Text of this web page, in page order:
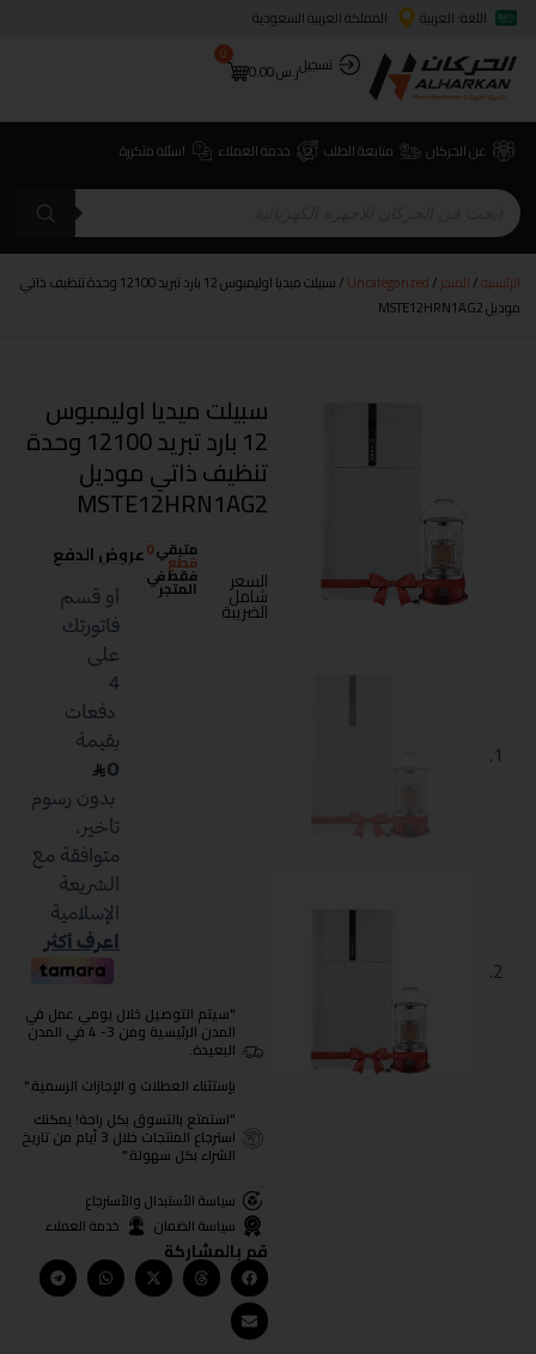
اللغة: العربية
المملكة العربية السعودية
تسجيلر.س0.00
0
عن الحركان متابعة الطلب خدمة العملاء اسئلة متكررة
الرئيسية/المتجر/
Uncategorized
/ سبيلت ميديا اوليمبوس 12 بارد تبريد 12100 وحدة تنظيف ذاتي
موديل MSTE12HRN1AG2
سبيلت ميديا اوليمبوس
12 بارد تبريد 12100 وحدة
تنظيف ذاتي موديل
MSTE12HRN1AG2
السعر
شامل
الضريبة
متبقي0
قطع
فقط في
المتجر
عروض الدفع
"سيتم التوصيل خلال يومي عمل في
المدن الرئيسية ومن 3- 4 في المدن
البعيدة.
بإستثناء العطلات و الإجازات الرسمية."
"استمتع بالتسوق بكل راحة! يمكنك
استرجاع المنتجات خلال 3 أيام من تاريخ
الشراء بكل سهولة."
سياسة الأستبدال والأسترجاع
سياسة الضمان
خدمة العملاء
قم بالمشاركة